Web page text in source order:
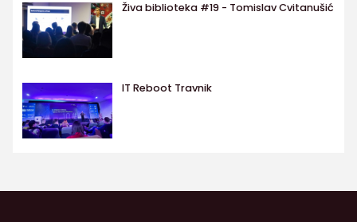
Živa biblioteka #19 - Tomislav Cvitanušić
IT Reboot Travnik